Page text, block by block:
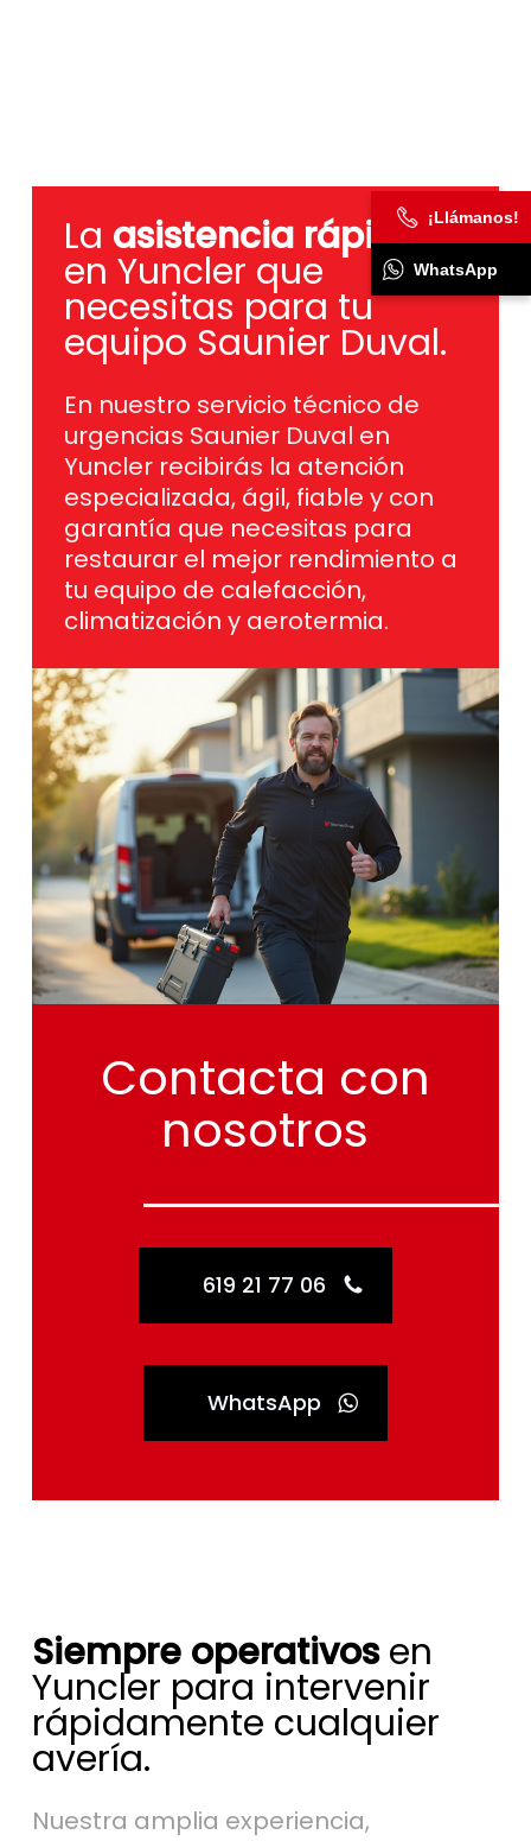
La asistencia rápida
en Yuncler que
necesitas para tu
equipo Saunier Duval.
En nuestro servicio técnico de
urgencias Saunier Duval en
Yuncler recibirás la atención
especializada, ágil, fiable y con
garantía que necesitas para
restaurar el mejor rendimiento a
tu equipo de calefacción,
climatización y aerotermia.
Contacta con
nosotros
619 21 77 06
WhatsApp
Siempre operativosen
Yuncler para intervenir
rápidamente cualquier
avería.
Nuestra amplia experiencia,
¡Llámanos!
WhatsApp